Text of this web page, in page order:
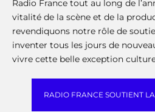
Radio France tout au long de
vitalité de la scène et de la
revendiquons notre rôle de
inventer tous les jours de
vivre cette belle exception
RADIO FRANCE SOUTIENT